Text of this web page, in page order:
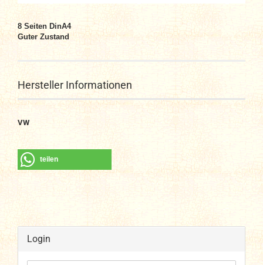
8 Seiten DinA4
Guter Zustand
Hersteller Informationen
VW
teilen
Login